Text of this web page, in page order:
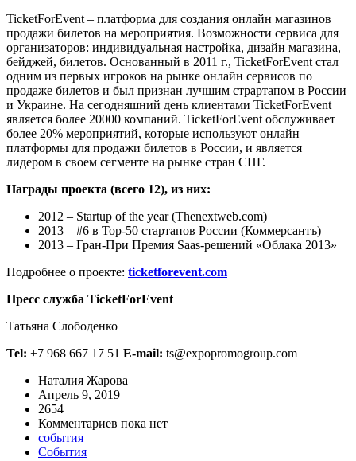
TicketForEvent – платформа для создания онлайн магазинов
продажи билетов на мероприятия. Возможности сервиса для
организаторов: индивидуальная настройка, дизайн магазина,
бейджей, билетов. Основанный в 2011 г., TicketForEvent стал
одним из первых игроков на рынке онлайн сервисов по
продаже билетов и был признан лучшим страртапом в России
и Украине. На сегодняшний день клиентами TicketForEvent
является более 20000 компаний. TicketForEvent обслуживает
более 20% мероприятий, которые используют онлайн
платформы для продажи билетов в России, и является
лидером в своем сегменте на рынке стран СНГ.
Награды проекта (всего 12), из них:
2012 – Startup of the year (Thenextweb.com)
2013 – #6 в Top-50 стартапов России (Коммерсантъ)
2013 – Гран-При Премия Saas-решений «Облака 2013»
Подробнее о проекте: ticketforevent.com
Пресс служба TicketForEvent
Татьяна Слободенко
Tel: +7 968 667 17 51 E-mail: ts@expopromogroup.com
Наталия Жарова
Апрель 9, 2019
2654
Комментариев пока нет
события
События